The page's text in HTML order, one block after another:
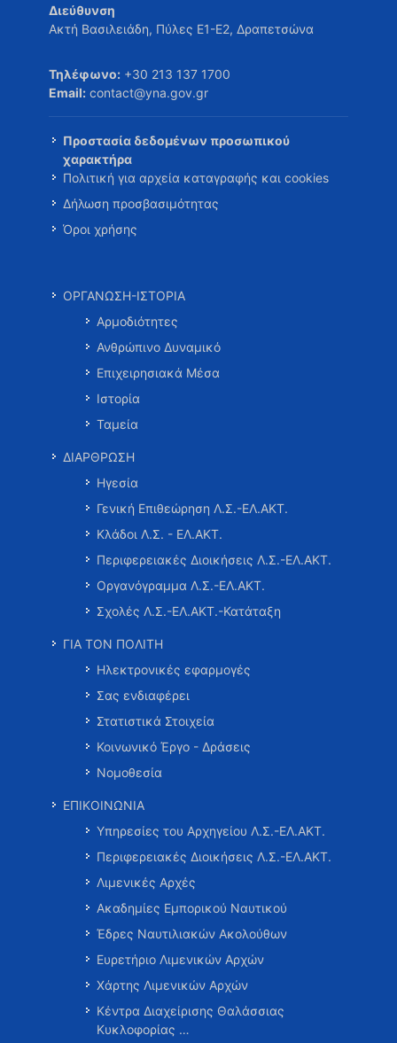
Διεύθυνση
Ακτή Βασιλειάδη, Πύλες Ε1-Ε2, Δραπετσώνα
Τηλέφωνο: +30 213 137 1700
Email: contact@yna.gov.gr
Προστασία δεδομένων προσωπικού
χαρακτήρα
Πολιτική για αρχεία καταγραφής και cookies
Δήλωση προσβασιμότητας
Όροι χρήσης
ΟΡΓΑΝΩΣΗ-ΙΣΤΟΡΙΑ
Αρμοδιότητες
Ανθρώπινο Δυναμικό
Επιχειρησιακά Μέσα
Ιστορία
Ταμεία
ΔΙΑΡΘΡΩΣΗ
Ηγεσία
Γενική Επιθεώρηση Λ.Σ.-ΕΛ.ΑΚΤ.
Κλάδοι Λ.Σ. - ΕΛ.ΑΚΤ.
Περιφερειακές Διοικήσεις Λ.Σ.-ΕΛ.ΑΚΤ.
Οργανόγραμμα Λ.Σ.-ΕΛ.ΑΚΤ.
Σχολές Λ.Σ.-ΕΛ.ΑΚΤ.-Κατάταξη
ΓΙΑ ΤΟΝ ΠΟΛΙΤΗ
Ηλεκτρονικές εφαρμογές
Σας ενδιαφέρει
Στατιστικά Στοιχεία
Κοινωνικό Έργο - Δράσεις
Νομοθεσία
ΕΠΙΚΟΙΝΩΝΙΑ
Υπηρεσίες του Αρχηγείου Λ.Σ.-ΕΛ.ΑΚΤ.
Περιφερειακές Διοικήσεις Λ.Σ.-ΕΛ.ΑΚΤ.
Λιμενικές Αρχές
Ακαδημίες Εμπορικού Ναυτικού
Έδρες Ναυτιλιακών Ακολούθων
Ευρετήριο Λιμενικών Αρχών
Χάρτης Λιμενικών Αρχών
Κέντρα Διαχείρισης Θαλάσσιας
Κυκλοφορίας …